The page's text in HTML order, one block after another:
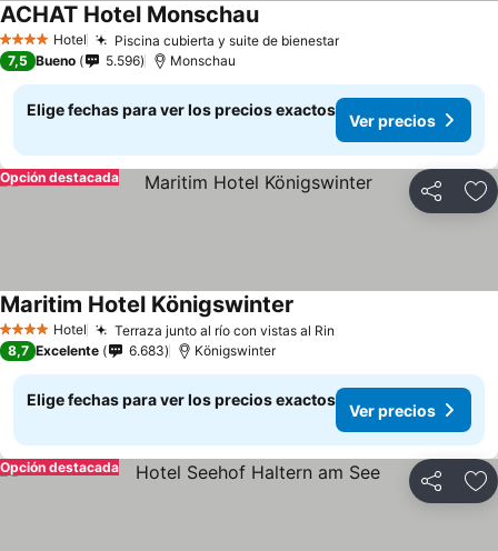
4 EstrellasHotel Piscina cubierta y suite de bienestarVer precios
ACHAT Hotel MonschauVer precios
7,5 Bueno 5.596 Monschau
Elige fechas para ver los precios exactos
Ver precios
Compartir
Opción destacada
4 EstrellasHotel Terraza junto al río con vistas al Rin
Maritim Hotel Königswinter
8,7 Excelente 6.683 Königswinter
Elige fechas para ver los precios exactos
Ver precios
Compartir
Opción destacada